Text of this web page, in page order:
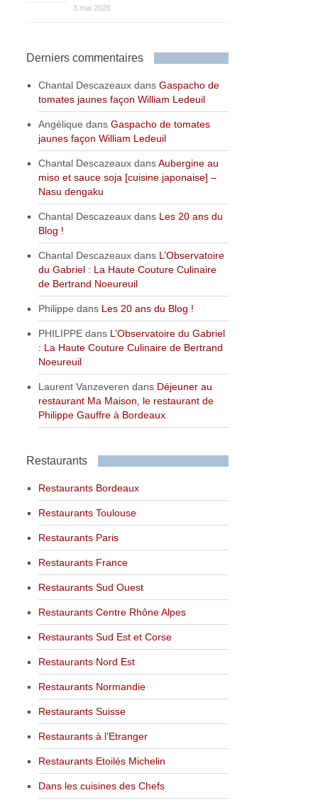
3 mai 2026
Derniers commentaires
Chantal Descazeaux dansGaspacho de
tomates jaunes façon William Ledeuil
Angélique dansGaspacho de tomates
jaunes façon William Ledeuil
Chantal Descazeaux dansAubergine au
miso et sauce soja [cuisine japonaise] –
Nasu dengaku
Chantal Descazeaux dans Les 20 ans du
Blog !
Chantal Descazeaux dans L’Observatoire
du Gabriel : La Haute Couture Culinaire
de Bertrand Noeureuil
Philippe dans Les 20 ans du Blog !
PHILIPPE dans L’Observatoire du Gabriel
: La Haute Couture Culinaire de Bertrand
Noeureuil
Laurent Vanzeveren dans Déjeuner au
restaurant Ma Maison, le restaurant de
Philippe Gauffre à Bordeaux
Restaurants
Restaurants Bordeaux
Restaurants Toulouse
Restaurants Paris
Restaurants France
Restaurants Sud Ouest
Restaurants Centre Rhône Alpes
Restaurants Sud Est et Corse
Restaurants Nord Est
Restaurants Normandie
Restaurants Suisse
Restaurants à l’Etranger
Restaurants Etoilés Michelin
Dans les cuisines des Chefs